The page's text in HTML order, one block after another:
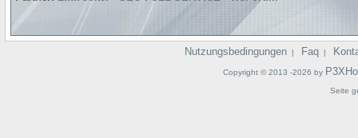
Nutzungsbedingungen | Faq |
Copyright © 2013 -2026 by
Seite